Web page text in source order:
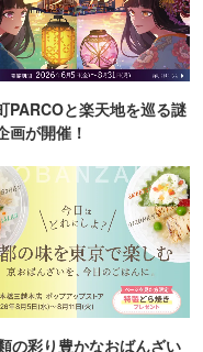
PARCOと楽天地を巡る謎
画が開催！
の彩り豊かなおばんざい